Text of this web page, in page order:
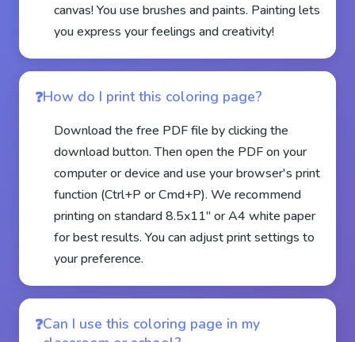
canvas! You use brushes and paints. Painting lets
you express your feelings and creativity!
How do I print this coloring page?
Download the free PDF file by clicking the
download button. Then open the PDF on your
computer or device and use your browser's print
function (Ctrl+P or Cmd+P). We recommend
printing on standard 8.5x11" or A4 white paper
for best results. You can adjust print settings to
your preference.
Can I use this coloring page in my